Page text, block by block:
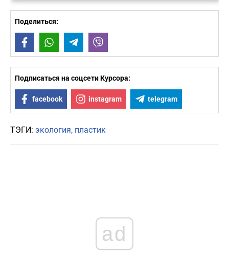
Поделиться:
FacebookWhatsAppTelegram
Подписаться на соцсети Курсора:
facebook instagram telegram
ТЭГИ: экология пластик
ad